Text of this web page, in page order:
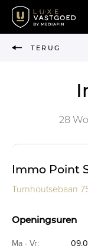
TERUG
28
Immo Point
Turnhoutsebaan
Openingsuren
Ma - Vr: